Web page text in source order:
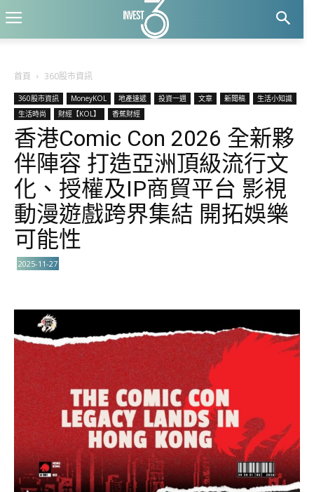
首頁 360股市資訊
360股市資訊 MoneyKOL 地產速遞 投資一週 文章 新聞稿
生活小知識
生活時尚
財經【KOL】 香蕉財經
香港Comic Con 2026 全新夥
伴陣容 打造亞洲頂級流行文
化、授權及IP商貿平台 影視
動漫遊戲跨界集結 開拓娛樂
可能性
2025-11-27